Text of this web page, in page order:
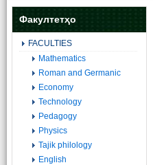
Факултетҳо
FACULTIES
Mathematics
Roman and Germanic
Economy
Technology
Pedagogy
Physics
Tajik philology
English